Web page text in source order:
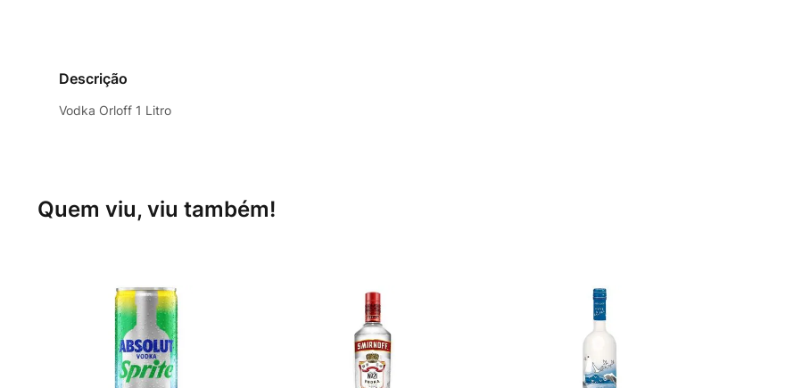
Descrição
Vodka Orloff 1 Litro
Quem viu, viu também!